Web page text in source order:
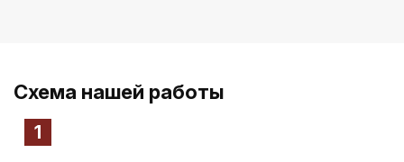
Схема нашей работы
1